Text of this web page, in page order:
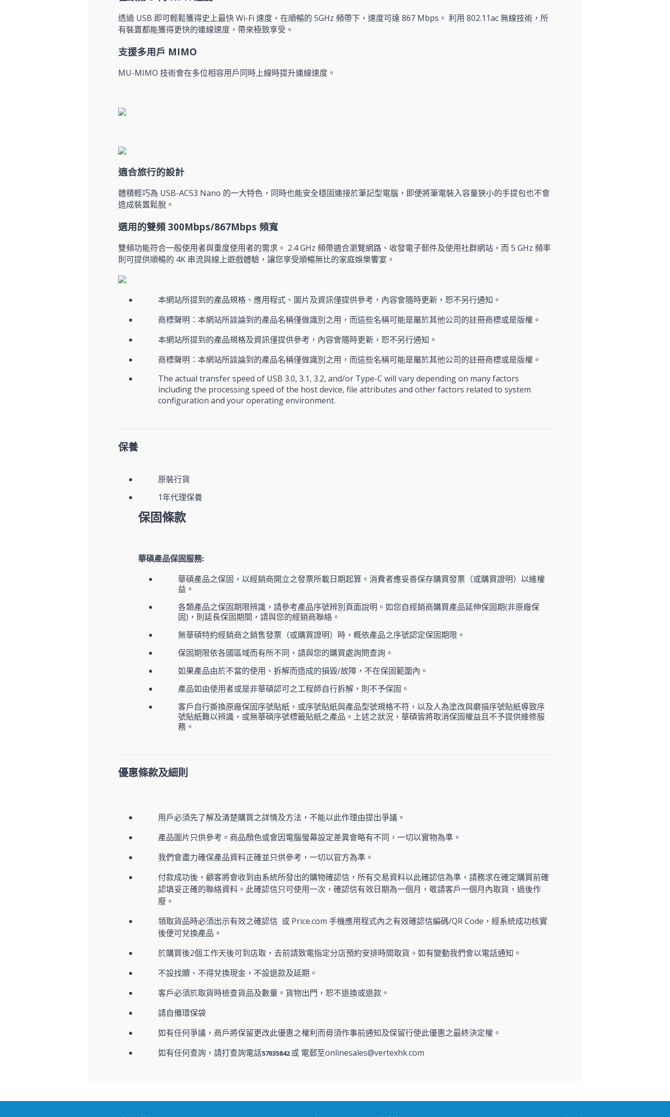
透過 USB 即可輕鬆獲得史上最快 Wi-Fi 速度，在順暢的 5GHz 頻帶下，速度可達 867 Mbps。 利用 802.11ac 無線技術，所
有裝置都能獲得更快的連線速度，帶來極致享受。
支援多用戶 MIMO
MU-MIMO 技術會在多位相容用戶同時上線時提升連線速度。
適合旅行的設計
體積輕巧為 USB-AC53 Nano 的一大特色，同時也能安全穩固連接於筆記型電腦，即便將筆電裝入容量狹小的手提包也不會
造成裝置鬆脫。
選用的雙頻 300Mbps/867Mbps 頻寬
雙頻功能符合一般使用者與重度使用者的需求。 2.4 GHz 頻帶適合瀏覽網路、收發電子郵件及使用社群網站，而 5 GHz 頻率
則可提供順暢的 4K 串流與線上遊戲體驗，讓您享受順暢無比的家庭娛樂饗宴。
本網站所提到的產品規格、應用程式、圖片及資訊僅提供參考，內容會隨時更新，恕不另行通知。
商標聲明：本網站所談論到的產品名稱僅做識別之用，而這些名稱可能是屬於其他公司的註冊商標或是版權。
本網站所提到的產品規格及資訊僅提供參考，內容會隨時更新，恕不另行通知。
商標聲明：本網站所談論到的產品名稱僅做識別之用，而這些名稱可能是屬於其他公司的註冊商標或是版權。
The actual transfer speed of USB 3.0, 3.1, 3.2, and/or Type-C will vary depending on many factors
including the processing speed of the host device, file attributes and other factors related to system
configuration and your operating environment.
保養
原裝行貨
1年代理保養
保固條款
華碩產品保固服務:
華碩產品之保固，以經銷商開立之發票所載日期起算。消費者應妥善保存購買發票（或購買證明）以維權
益。
各類產品之保固期限辨識，請參考產品序號辨別頁面說明。如您自經銷商購買產品延伸保固期(非原廠保
固)，則延長保固期間，請與您的經銷商聯絡。
無華碩特約經銷商之銷售發票（或購買證明）時，概依產品之序號認定保固期限。
保固期限依各國區域而有所不同，請與您的購買處詢問查詢。
如果產品由於不當的使用、拆解而造成的損毀/故障，不在保固範圍內。
產品如由使用者或是非華碩認可之工程師自行拆解，則不予保固。
客戶自行撕換原廠保固序號貼紙，或序號貼紙與產品型號規格不符，以及人為塗改與磨損序號貼紙導致序
號貼紙難以辨識，或無華碩序號標籤貼紙之產品。上述之狀況，華碩皆將取消保固權益且不予提供維修服
務。
優惠條款及細則
用戶必須先了解及清楚購買之詳情及方法，不能以此作理由提出爭議。
產品圖片只供參考。商品顏色或會因電腦螢幕設定差異會略有不同，一切以實物為準。
我們會盡力確保產品資料正確並只供參考，一切以官方為準。
付款成功後，顧客將會收到由系統所發出的購物確認信，所有交易資料以此確認信為準，請務求在確定購買前確
認填妥正確的聯絡資料。此確認信只可使用一次，確認信有效日期為一個月，敬請客戶一個月內取貨，過後作
廢。
領取貨品時必須出示有效之確認信 或 Price.com 手機應用程式內之有效確認信編碼/QR Code，經系統成功核實
後便可兌換產品。
於購買後2個工作天後可到店取，去前請致電指定分店預約安排時間取貨。如有變動我們會以電話通知。
不設找贖、不得兌換現金，不設退款及延期。
客戶必須於取貨時檢查貨品及數量。貨物出門，恕不退換或退款。
請自備環保袋
如有任何爭議，商戶將保留更改此優惠之權利而毋須作事前通知及保留行使此優惠之最終決定權。
如有任何查詢，請打查詢電話57035842 或 電郵至onlinesales@vertexhk.com